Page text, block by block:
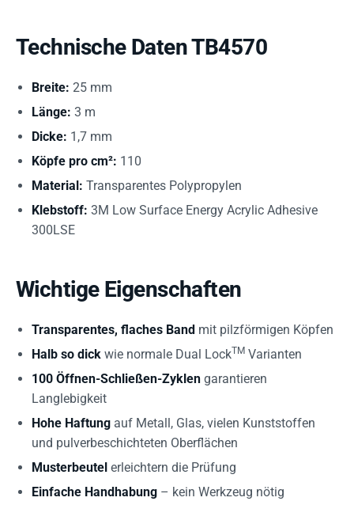
Technische Daten TB4570
Breite: 25 mm
Länge: 3 m
Dicke: 1,7 mm
Köpfe pro cm²: 110
Material: Transparentes Polypropylen
Klebstoff: 3M Low Surface Energy Acrylic Adhesive
300LSE
Wichtige Eigenschaften
Transparentes, flaches Band mit pilzförmigen Köpfen
Halb so dick wie normale Dual LockTM Varianten
100 Öffnen-Schließen-Zyklen garantieren
Langlebigkeit
Hohe Haftung auf Metall, Glas, vielen Kunststoffen
und pulverbeschichteten Oberflächen
Musterbeutel erleichtern die Prüfung
Einfache Handhabung – kein Werkzeug nötig